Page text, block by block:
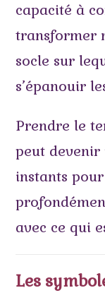
capacité à
transformer
socle sur
s’épanouir
Prendre le
peut
instants
avec ce qui
Les